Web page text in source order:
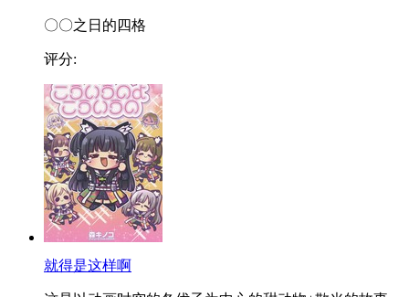
〇〇之日的四格
评分:
就得是这样啊